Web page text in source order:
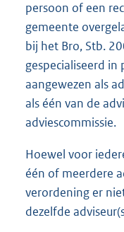
persoon of een
gemeente
bij het Bro, Stb.
gespecialiseerd
aangewezen als
als één van de
adviescommissie.
Hoewel voor
één of meerdere
verordening er
dezelfde